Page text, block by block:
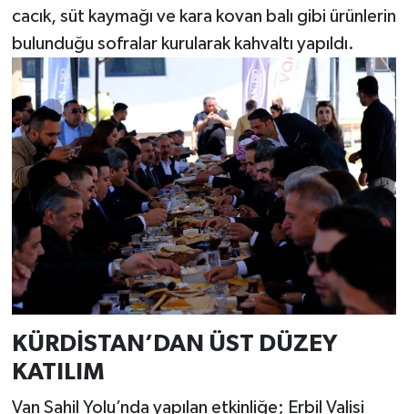
cacık, süt kaymağı ve kara kovan balı gibi ürünlerin
bulunduğu sofralar kurularak kahvaltı yapıldı.
KÜRDİSTAN’DAN ÜST DÜZEY
KATILIM
Van Sahil Yolu’nda yapılan etkinliğe; Erbil Valisi